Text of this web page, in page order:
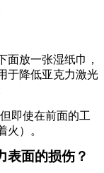
面放一张湿纸巾，
于降低亚克力激光
即使在前面的工
火）。
表面的损伤？